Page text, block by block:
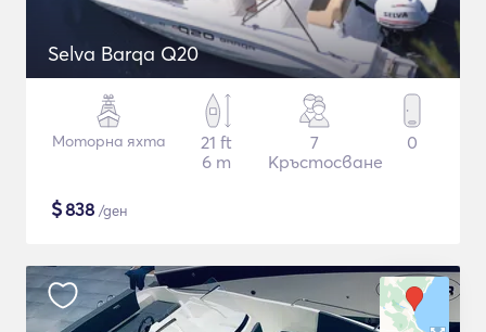
Selva Barqa Q20
Моторна яхта
21 ft
6 m
7
Кръстосване
0
$838 /ден